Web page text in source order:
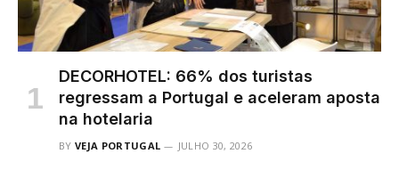
DECORHOTEL: 66% dos turistas
regressam a Portugal e aceleram aposta
na hotelaria
BY VEJA PORTUGAL JULHO 30, 2026